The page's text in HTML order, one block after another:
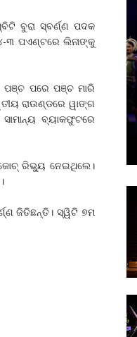
ବୁରା ସ୍ବର୍ଣ୍ଣ ପଦକ
୩ ପଏଣ୍ଟରେ ଲିନାଙ୍କୁ
ପଞ୍ଚ ପରେ ପଞ୍ଚ ମାରି
ରାଉଣ୍ଡରେ ୱାଙ୍ଗ
ବ୍ୟାକଫୁଟରେ
କୋଚ୍‌ ରିଭ୍ୟୁ ନେଇଥିଲେ।
ଜିତିଛନ୍ତି। ସ୍ୱିଟି ୭ମ